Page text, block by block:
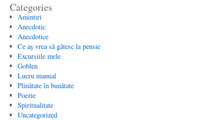
Categories
Amintiri
Anecdotic
Anecdotice
Ce aș vrea să gătesc la pensie
Excursiile mele
Goblen
Lucru manual
Plinătate în bunătate
Poezie
Spiritualitate
Uncategorized